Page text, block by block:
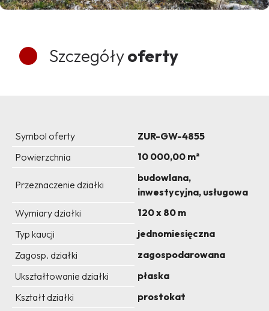
Szczegółyoferty
Symbol oferty
ZUR-GW-4855
Powierzchnia
10 000,00 m²
Przeznaczenie działki
budowlana,
inwestycyjna, usługowa
Wymiary działki
120 x 80 m
Typ kaucji
jednomiesięczna
Zagosp. działki
zagospodarowana
Ukształtowanie działki
płaska
Kształt działki
prostokat